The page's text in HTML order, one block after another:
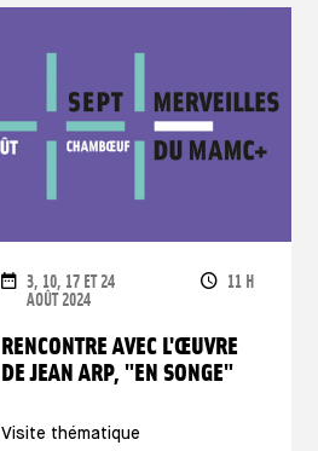
RENCONTRE AVEC L'ŒUVRE
DE JEAN ARP, "EN SONGE"
Visite thématique
DATES
3, 10, 17 ET 24
AOÛT 2024
OPENING TIMES
11 H